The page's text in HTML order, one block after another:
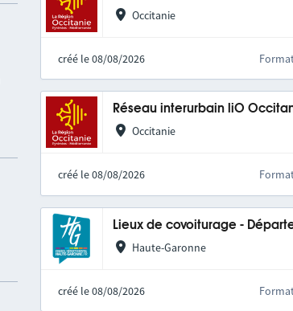
Occitanie
créé le 08/08/2026
Réseau interurbain liO
Occitanie
créé le 08/08/2026
Lieux de covoiturage -
Haute-Garonne
créé le 08/08/2026